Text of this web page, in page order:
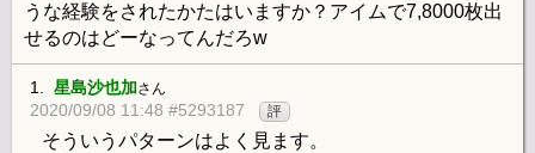
うな経験をされたかたはいますか？アイムで7,8000枚出
せるのはどーなってんだろw
1. 星島沙也加さん
2020/09/08 11:48 #5293187 評
そういうパターンはよく見ます。